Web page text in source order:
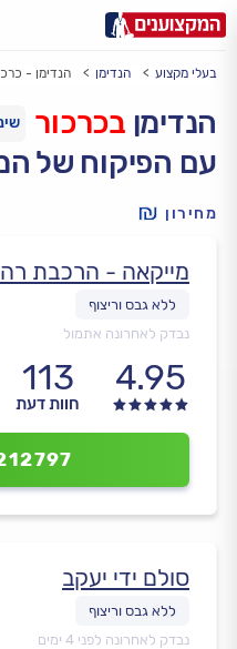
עירעיר: תל אביב, חיפה…
בעלי מקצוע הנדימן הנדימן -
הנדימן בכרכור
עם הפיקוח של
מחירון
מייקאה - הרכבת
נבדק לאחרונה אתמול
4.95
113
חוות דעת
סולם ידי יעקב
נבדק לאחרונה לפני 4 ימים